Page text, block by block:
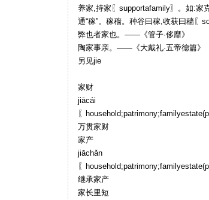
养家,持家〖supportafamily〗。如:家
通“稼”。稼穑。种谷曰稼,收获曰穑〖
弊也者家也。——《管子·侈靡》
陶家事亲。——《大戴礼·五帝德篇》
另见jie
家财
jiācái
〖
万贯家财
家产
jiāchǎn
〖
继承家产
家长里短